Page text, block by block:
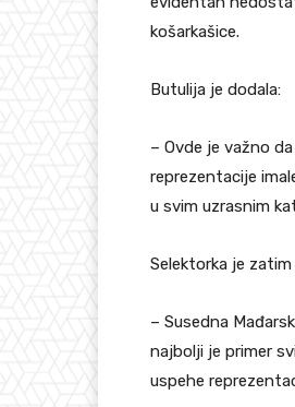
košarkašice.
Butulija je dodala:
– Ovde je važno
reprezentacije
u svim uzrasnim
Selektorka je
– Susedna
najbolji je primer
uspehe